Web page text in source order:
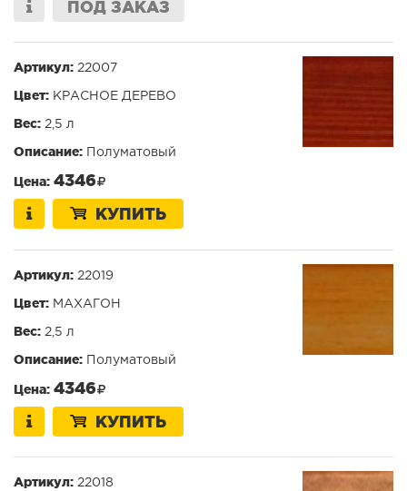
ПОД ЗАКАЗ
Артикул: 22007
Цвет: КРАСНОЕ ДЕРЕВО
Вес: 2,5 л
Описание: Полуматовый
Цена: 4346
КУПИТЬ
Артикул: 22019
Цвет: МАХАГОН
Вес: 2,5 л
Описание: Полуматовый
Цена: 4346
КУПИТЬ
Артикул: 22018